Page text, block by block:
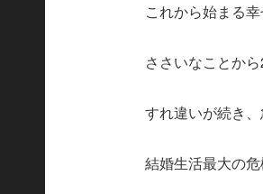
これから始まる
ささいなことか
すれ違いが続き
結婚生活最大の